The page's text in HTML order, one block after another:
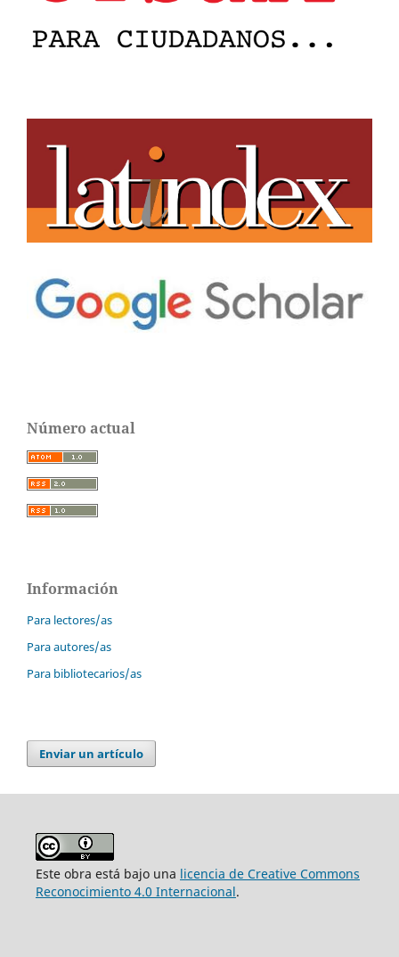
Número actual
Información
Para lectores/as
Para autores/as
Para bibliotecarios/as
Enviar un artículo
Este obra está bajo una licencia de Creative Commons
Reconocimiento 4.0 Internacional.